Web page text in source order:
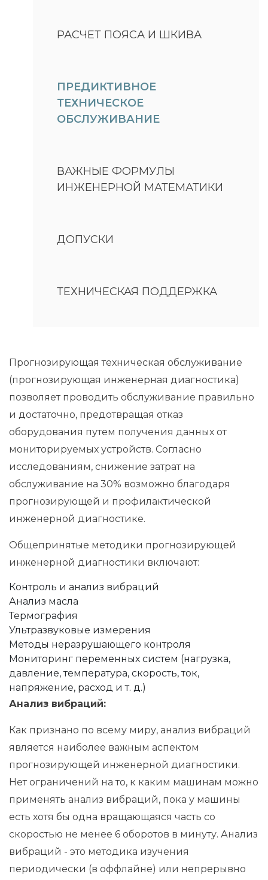
РАСЧЕТ ПОЯСА И ШКИВА
ПРЕДИКТИВНОЕ
ТЕХНИЧЕСКОЕ
ОБСЛУЖИВАНИЕ
ВАЖНЫЕ ФОРМУЛЫ
ИНЖЕНЕРНОЙ МАТЕМАТИКИ
ДОПУСКИ
ТЕХНИЧЕСКАЯ ПОДДЕРЖКА
Прогнозирующая техническая обслуживание
(прогнозирующая инженерная диагностика)
позволяет проводить обслуживание правильно
и достаточно, предотвращая отказ
оборудования путем получения данных от
мониторируемых устройств. Согласно
исследованиям, снижение затрат на
обслуживание на 30% возможно благодаря
прогнозирующей и профилактической
инженерной диагностике.
Общепринятые методики прогнозирующей
инженерной диагностики включают:
Контроль и анализ вибраций
Анализ масла
Термография
Ультразвуковые измерения
Методы неразрушающего контроля
Мониторинг переменных систем (нагрузка,
давление, температура, скорость, ток,
напряжение, расход и т. д.)
Анализ вибраций:
Как признано по всему миру, анализ вибраций
является наиболее важным аспектом
прогнозирующей инженерной диагностики.
Нет ограничений на то, к каким машинам можно
применять анализ вибраций, пока у машины
есть хотя бы одна вращающаяся часть со
скоростью не менее 6 оборотов в минуту. Анализ
вибраций - это методика изучения
периодически (в оффлайне) или непрерывно